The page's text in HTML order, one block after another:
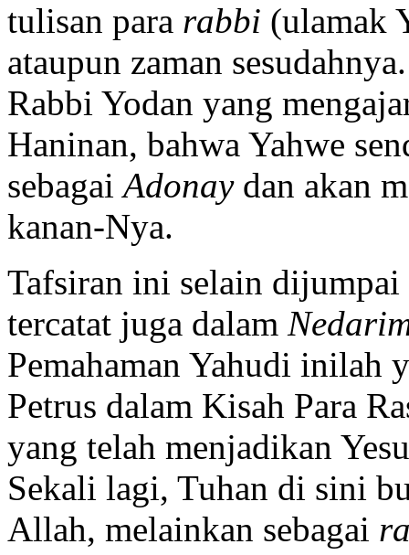
tulisan para rabbi (ulamak
ataupun zaman
Rabbi Yodan yang
Haninan, bahwa Yahwe
sebagaiAdonay dan akan
kanan-Nya.
Tafsiran ini selain dijumpai
tercatat juga dalam
Pemahaman Yahudi inilah
Petrus dalam Kisah Para
yang telah menjadikan
Sekali lagi, Tuhan di sini
Allah, melainkan sebagai